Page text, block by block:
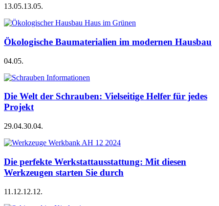
13.05.13.05.
Ökologische Baumaterialien im modernen Hausbau
04.05.
Die Welt der Schrauben: Vielseitige Helfer für jedes
Projekt
29.04.30.04.
Die perfekte Werkstattausstattung: Mit diesen
Werkzeugen starten Sie durch
11.12.12.12.